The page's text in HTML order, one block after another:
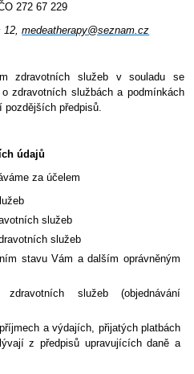
272 67 229
12,medeatherapy@seznam.cz
zdravotních služeb v souladu se
zdravotních službách a podmínkách
předpisů.
údajů
za účelem
služeb
služeb
stavu Vám a dalším oprávněným
zdravotních služeb (objednávání
a výdajích, přijatých platbách
z předpisů upravujících daně a